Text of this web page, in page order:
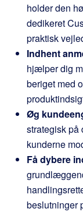
holder den
dedikeret
praktisk
Indhent
hjælper dig
beriget med
Øg
strategisk på
kunderne
Få dybere
beslutninger